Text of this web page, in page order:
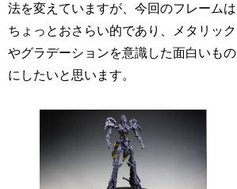
法を変えていますが、今回のフレームは
ちょっとおさらい的であり、メタリック
やグラデーションを意識した面白いもの
にしたいと思います。